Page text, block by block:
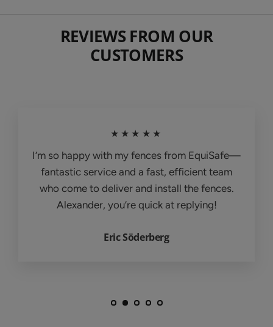
REVIEWS FROM OUR
CUSTOMERS
★★★★★
I’m so happy with my fences from EquiSafe—
fantastic service and a fast, efficient team
who come to deliver and install the fences.
Alexander, you’re quick at replying!
Eric Söderberg